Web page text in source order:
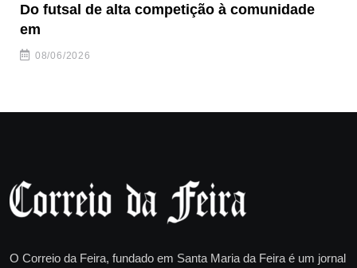
Do futsal de alta competição à comunidade
em
08/06/2026
O Correio da Feira, fundado em Santa Maria da Feira é um jornal